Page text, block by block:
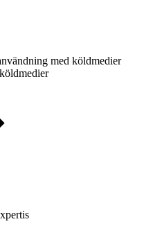
med köldmedier